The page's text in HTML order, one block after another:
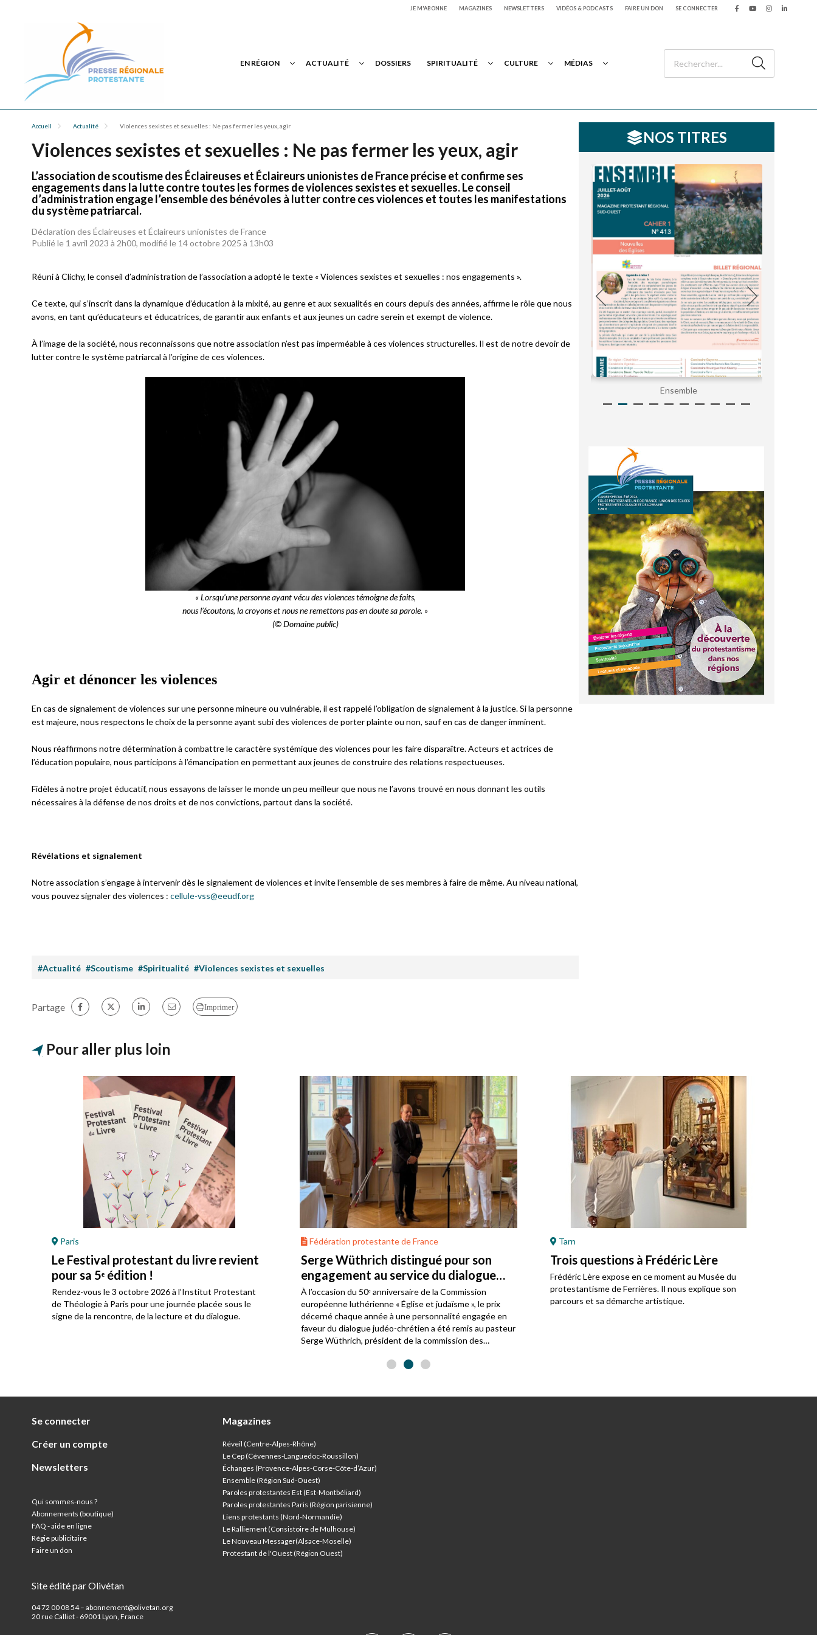
JE M'ABONNE MAGAZINES NEWSLETTERS VIDÉOS & PODCASTS FAIRE UN DON SE CONNECTER
EN RÉGION ACTUALITÉ DOSSIERS SPIRITUALITÉ CULTURE MÉDIAS
Accueil Actualité Violences sexistes et sexuelles : Ne pas fermer les yeux, agir
Violences sexistes et sexuelles : Ne pas fermer les yeux, agir
L’association de scoutisme des Éclaireuses et Éclaireurs unionistes de France précise et confirme ses
engagements dans la lutte contre toutes les formes de violences sexistes et sexuelles. Le conseil
d’administration engage l’ensemble des bénévoles à lutter contre ces violences et toutes les manifestations
du système patriarcal.
Déclaration des Éclaireuses et Éclaireurs unionistes de France
Publié le 1 avril 2023 à 2h00, modifié le 14 octobre 2025 à 13h03
Réuni à Clichy, le conseil d’administration de l’association a adopté le texte « Violences sexistes et sexuelles : nos engagements ».
Ce texte, qui s’inscrit dans la dynamique d’éducation à la mixité, au genre et aux sexualités en cours depuis des années, affirme le rôle que nous
avons, en tant qu’éducateurs et éducatrices, de garantir aux enfants et aux jeunes un cadre serein et exempt de violence.
À l’image de la société, nous reconnaissons que notre association n’est pas imperméable à ces violences structurelles. Il est de notre devoir de
lutter contre le système patriarcal à l’origine de ces violences.
« Lorsqu’une personne ayant vécu des violences témoigne de faits,
nous l’écoutons, la croyons et nous ne remettons pas en doute sa parole. »
(© Domaine public)
Agir et dénoncer les violences
En cas de signalement de violences sur une personne mineure ou vulnérable, il est rappelé l’obligation de signalement à la justice. Si la personne
est majeure, nous respectons le choix de la personne ayant subi des violences de porter plainte ou non, sauf en cas de danger imminent.
Nous réaffirmons notre détermination à combattre le caractère systémique des violences pour les faire disparaître. Acteurs et actrices de
l’éducation populaire, nous participons à l’émancipation en permettant aux jeunes de construire des relations respectueuses.
Fidèles à notre projet éducatif, nous essayons de laisser le monde un peu meilleur que nous ne l’avons trouvé en nous donnant les outils
nécessaires à la défense de nos droits et de nos convictions, partout dans la société.
Révélations et signalement
Notre association s’engage à intervenir dès le signalement de violences et invite l’ensemble de ses membres à faire de même. Au niveau national,
vous pouvez signaler des violences : cellule-vss@eeudf.org
#Actualité #Scoutisme #Spiritualité #Violences sexistes et sexuelles
NOS TITRES
Ensemble
Partage Imprimer
Pour aller plus loin
Paris
Le Festival protestant du livre revient
pour sa 5ᵉ édition !
Rendez-vous le 3 octobre 2026 à l’Institut Protestant
de Théologie à Paris pour une journée placée sous le
signe de la rencontre, de la lecture et du dialogue.
Fédération protestante de France
Serge Wüthrich distingué pour son
engagement au service du dialogue
judéo-chrétien
À l’occasion du 50ᵉ anniversaire de la Commission
européenne luthérienne « Église et judaïsme », le prix
décerné chaque année à une personnalité engagée en
faveur du dialogue judéo-chrétien a été remis au pasteur
Serge Wüthrich, président de la commission des
Tarn
Trois questions à Frédéric Lère
Frédéric Lère expose en ce moment au Musée du
protestantisme de Ferrières. Il nous explique son
parcours et sa démarche artistique.
Se connecter
Créer un compte
Newsletters
Qui sommes-nous ?
Abonnements (boutique)
FAQ - aide en ligne
Régie publicitaire
Faire un don
Site édité par Olivétan
04 72 00 08 54 – abonnement@olivetan.org
20 rue Calliet - 69001 Lyon, France
Magazines
Réveil (Centre-Alpes-Rhône)
Le Cep (Cévennes-Languedoc-Roussillon)
Échanges (Provence-Alpes-Corse-Côte-d’Azur)
Ensemble (Région Sud-Ouest)
Paroles protestantes Est (Est-Montbéliard)
Paroles protestantes Paris (Région parisienne)
Liens protestants (Nord-Normandie)
Le Ralliement (Consistoire de Mulhouse)
Le Nouveau Messager(Alsace-Moselle)
Protestant de l'Ouest (Région Ouest)